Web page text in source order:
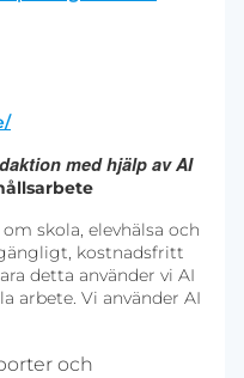
med hjälp av AI
skola, elevhälsa och
kostnadsfritt
detta använder vi AI
arbete. Vi använder AI
och